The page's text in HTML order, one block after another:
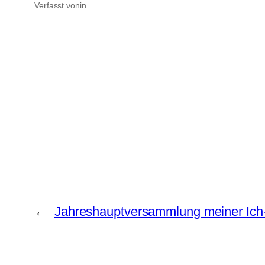
Verfasst vonin
← Jahreshauptversammlung meiner